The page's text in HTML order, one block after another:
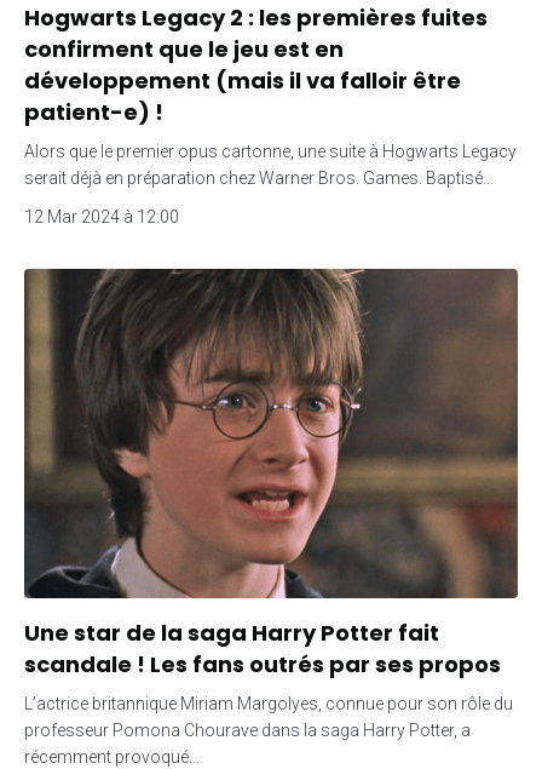
Hogwarts Legacy 2 : les premières fuites
confirment que le jeu est en
développement (mais il va falloir être
patient-e) !
Alors que le premier opus cartonne, une suite à Hogwarts Legacy
serait déjà en préparation chez Warner Bros. Games. Baptisé…
12 Mar 2024 à 12:00
Une star de la saga Harry Potter fait
scandale ! Les fans outrés par ses propos
L’actrice britannique Miriam Margolyes, connue pour son rôle du
professeur Pomona Chourave dans la saga Harry Potter, a
récemment provoqué…